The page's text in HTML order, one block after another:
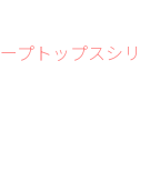
プトップスシリ